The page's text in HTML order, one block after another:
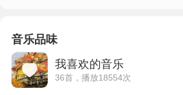
音乐品味
我喜欢的音乐
36首，播放18554次